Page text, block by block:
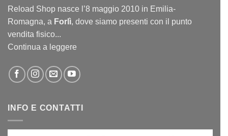
Reload Shop nasce l’8 maggio 2010 in Emilia-
Romagna, a Forlì, dove siamo presenti con il punto
vendita fisico...
Continua a leggere
INFO E CONTATTI